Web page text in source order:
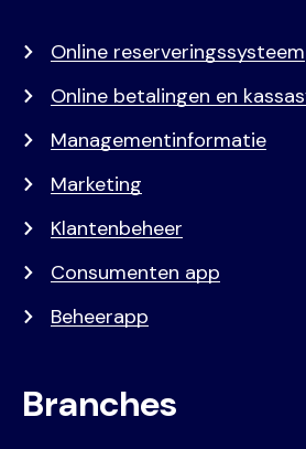
Online reserveringssysteem
Online betalingen en
Managementinformatie
Marketing
Klantenbeheer
Consumenten app
Beheerapp
Branches